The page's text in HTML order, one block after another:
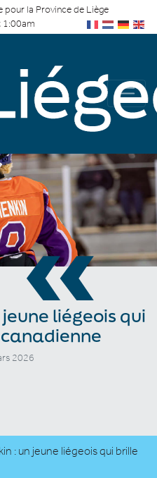
la Province de Liège
1:00am
«
liégeois qui
2026
: un jeune liégeois qui brille